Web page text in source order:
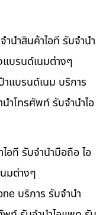
นำสินค้าไอที รับจำนำ
บรนด์เนมต่างๆ
าแบรนด์เนม บริการ
ำโทรศัพท์ รับจำนำไอ
อที รับจำนำมือถือ ไอ
มต่างๆ
บริการ รับจำนำ